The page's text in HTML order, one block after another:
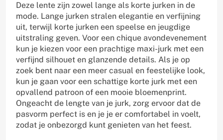
Deze lente zijn zowel lange als korte jurken in de
mode. Lange jurken stralen elegantie en verfijning
uit, terwijl korte jurken een speelse en jeugdige
uitstraling geven. Voor een chique avondevenement
kun je kiezen voor een prachtige maxi-jurk met een
verfijnd silhouet en glanzende details. Als je op
zoek bent naar een meer casual en feestelijke look,
kun je gaan voor een schattige korte jurk met een
opvallend patroon of een mooie bloemenprint.
Ongeacht de lengte van je jurk, zorg ervoor dat de
pasvorm perfect is en je je er comfortabel in voelt,
zodat je onbezorgd kunt genieten van het feest.